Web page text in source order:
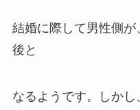
結婚に際して男性側
後と
なるようです。しか